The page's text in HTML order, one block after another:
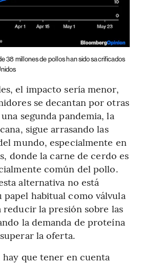
38 millones de pollos han sido sacrificados
el impacto sería menor,
se decantan por otras
segunda pandemia, la
sigue arrasando las
mundo, especialmente en
donde la carne de cerdo es
común del pollo.
alternativa no está
papel habitual como válvula
reducir la presión sobre las
la demanda de proteína
la oferta.
que tener en cuenta